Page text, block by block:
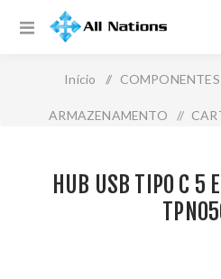
Início /
ARMAZENAMENTO /
HUB USB TIPO C 5